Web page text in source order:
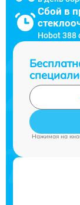
Сбой в
Hobot 388
Нажимая на